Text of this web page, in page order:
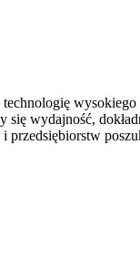
wydajność,
przedsiębiorstw